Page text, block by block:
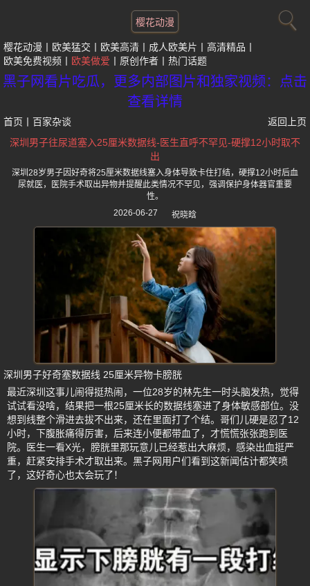
樱花动漫
樱花动漫 欧美猛交 欧美高清 成人欧美片
高清精品
欧美免费视频
欧美做爱 原创作者 热门话题
黑子网看片吃瓜，更多内部图片和独家视频：点击
查看详情
首页 百家杂谈
返回上页
深圳男子往尿道塞入25厘米数据线-医生直呼不罕见-硬撑12小时取不
出
深圳28岁男子因好奇将25厘米数据线塞入身体导致卡住打结，硬撑12小时后血
尿就医，医院手术取出异物并提醒此类情况不罕见，强调保护身体器官重要
性。
2026-06-27
祝晓晗
深圳男子好奇塞数据线 25厘米异物卡膀胱
最近深圳这事儿闹得挺热闹，一位28岁的林先生一时头脑发热，觉得
试试看没啥，结果把一根25厘米长的数据线塞进了身体敏感部位。没
想到线整个滑进去拔不出来，还在里面打了个结。哥们儿硬是忍了12
小时，下腹胀痛得厉害，后来连小便都带血了，才慌慌张张跑到医
院。医生一看X光，膀胱里那玩意儿已经惹出大麻烦，感染出血挺严
重，赶紧安排手术才取出来。黑子网用户们看到这新闻估计都笑喷
了，这好奇心也太会玩了！